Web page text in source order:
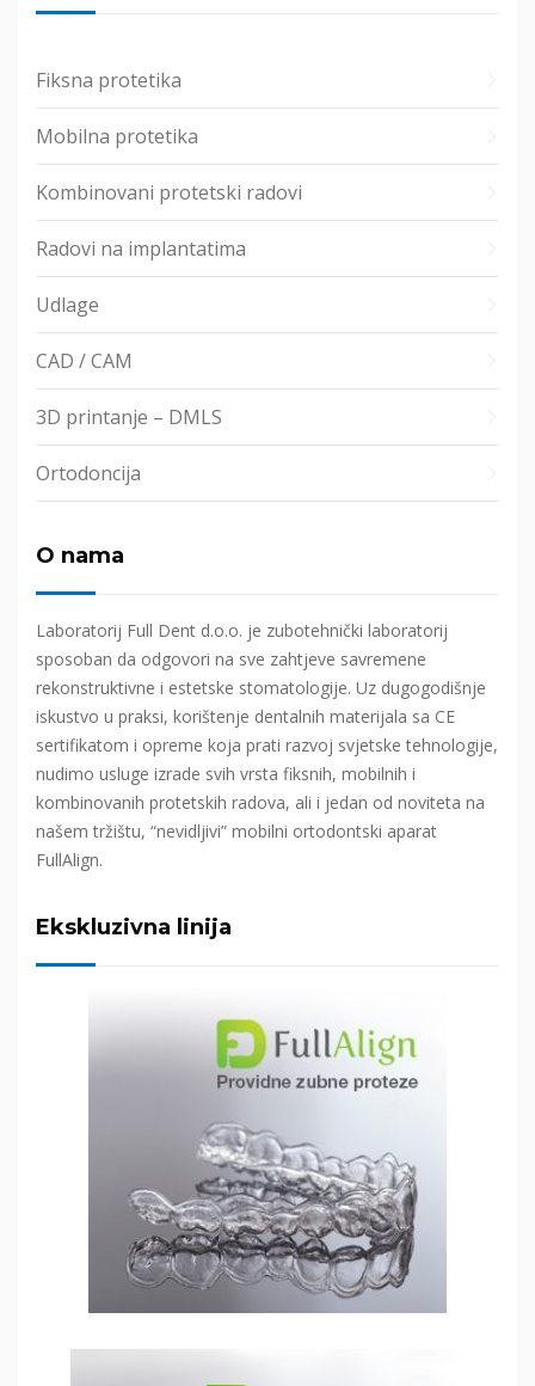
Fiksna protetika
Mobilna protetika
Kombinovani protetski radovi
Radovi na implantatima
Udlage
CAD / CAM
3D printanje – DMLS
Ortodoncija
O nama
Laboratorij Full Dent d.o.o. je zubotehnički laboratorij
sposoban da odgovori na sve zahtjeve savremene
rekonstruktivne i estetske stomatologije. Uz dugogodišnje
iskustvo u praksi, korištenje dentalnih materijala sa CE
sertifikatom i opreme koja prati razvoj svjetske tehnologije,
nudimo usluge izrade svih vrsta fiksnih, mobilnih i
kombinovanih protetskih radova, ali i jedan od noviteta na
našem tržištu, “nevidljivi” mobilni ortodontski aparat
FullAlign.
Ekskluzivna linija